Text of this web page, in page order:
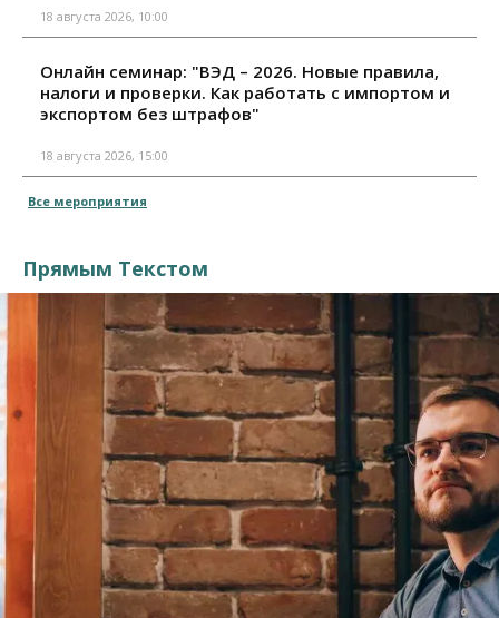
18 августа 2026, 10:00
Онлайн семинар: "ВЭД – 2026. Новые правила,
налоги и проверки. Как работать с импортом и
экспортом без штрафов"
18 августа 2026, 15:00
Все мероприятия
Прямым Текстом